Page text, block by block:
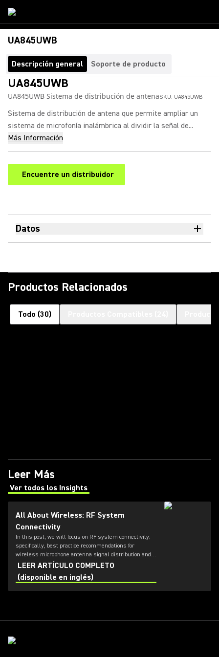
UA845UWB
Descripción general Soporte de producto
UA845UWB
UA845UWB Sistema de distribución de antenaSKU: UA845UWB
Sistema de distribución de antena que permite ampliar un
sistema de microfonía inalámbrica al dividir la señal de...
Más Información
Encuentre un distribuidor
(Opens in a new tab)
Datos
Productos Relacionados
Todo (30)
Leer Más
Ver todos los Insights
(Opens in a new tab)
All About Wireless: RF System
Connectivity
In this post, we will focus on RF system connectivity;
specifically, best practice recommendations for
wireless microphone antenna signal distribution and
combining, as well as IEM transmitter combining.
LEER ARTÍCULO COMPLETO
(disponible en inglés)